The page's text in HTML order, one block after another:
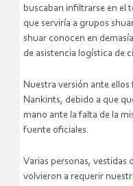
buscaban infiltrarse en el
que serviría a grupos
shuar conocen en
de asistencia logística de
Nuestra versión ante
Nankints, debido a que
mano ante la falta de la
fuente oficiales.
Varias personas, vestidas
volvieron a requerir